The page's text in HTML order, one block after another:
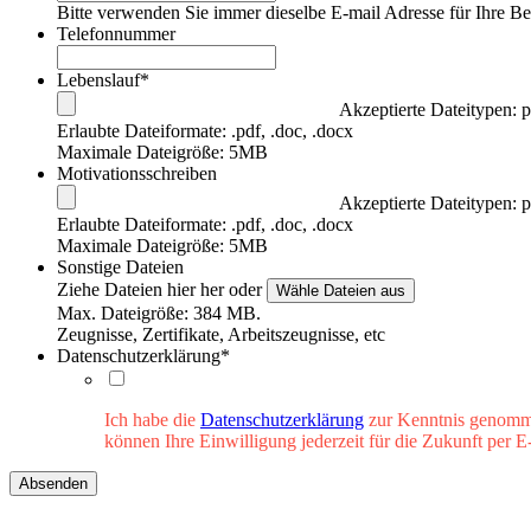
Bitte verwenden Sie immer dieselbe E-mail Adresse für Ihre
Telefonnummer
Lebenslauf*
Akzeptierte Dateitypen:
Erlaubte Dateiformate: .pdf, .doc, .docx
Maximale Dateigröße: 5MB
Motivationsschreiben
Akzeptierte Dateitypen:
Erlaubte Dateiformate: .pdf, .doc, .docx
Maximale Dateigröße: 5MB
Sonstige Dateien
Ziehe Dateien hier her oder
Wähle Dateien aus
Max. Dateigröße: 384 MB.
Zeugnisse, Zertifikate, Arbeitszeugnisse, etc
Datenschutzerklärung*
Ich habe die Datenschutzerklärung zur Kenntnis
können Ihre Einwilligung jederzeit für die Zukunft per